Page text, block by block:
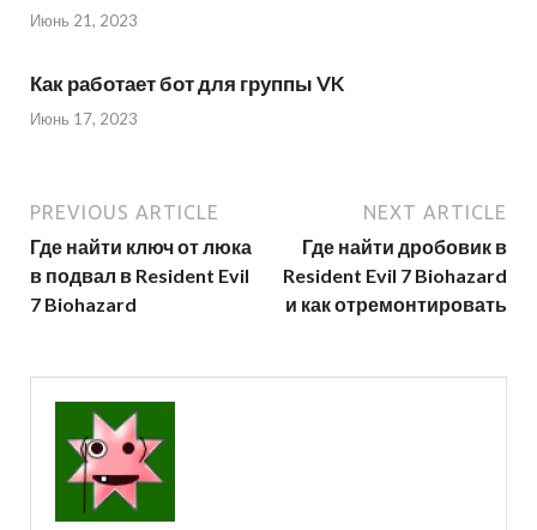
Июнь 21, 2023
Как работает бот для группы VK
Июнь 17, 2023
PREVIOUS ARTICLE
Где найти ключ от люка
в подвал в Resident Evil
7 Biohazard
NEXT ARTICLE
Где найти дробовик в
Resident Evil 7 Biohazard
и как отремонтировать